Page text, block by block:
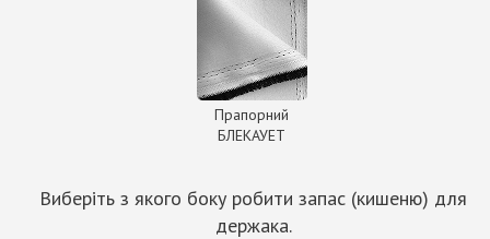
Прапорний
БЛЕКАУЕТ
Виберіть з якого боку робити запас (кишеню) для
держака.